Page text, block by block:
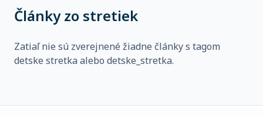
Články zo stretiek
Zatiaľ nie sú zverejnené žiadne články s tagom
detske stretka alebo detske_stretka.